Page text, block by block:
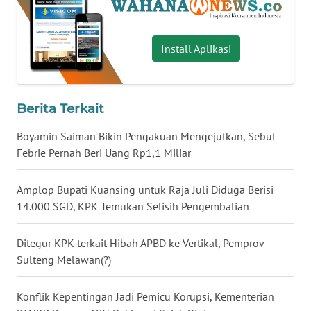
Install Aplikasi
Berita Terkait
Boyamin Saiman Bikin Pengakuan Mengejutkan, Sebut
Febrie Pernah Beri Uang Rp1,1 Miliar
Amplop Bupati Kuansing untuk Raja Juli Diduga Berisi
14.000 SGD, KPK Temukan Selisih Pengembalian
Ditegur KPK terkait Hibah APBD ke Vertikal, Pemprov
Sulteng Melawan(?)
Konflik Kepentingan Jadi Pemicu Korupsi, Kementerian
WN
BABEL
WN
SUMBAR
SUMSEL
WN
BENGKULU
WN
LAMPUNG
WN
JATENG